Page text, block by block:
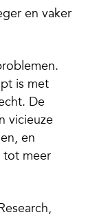
en vaker
is met
De
vicieuze
en
tot meer